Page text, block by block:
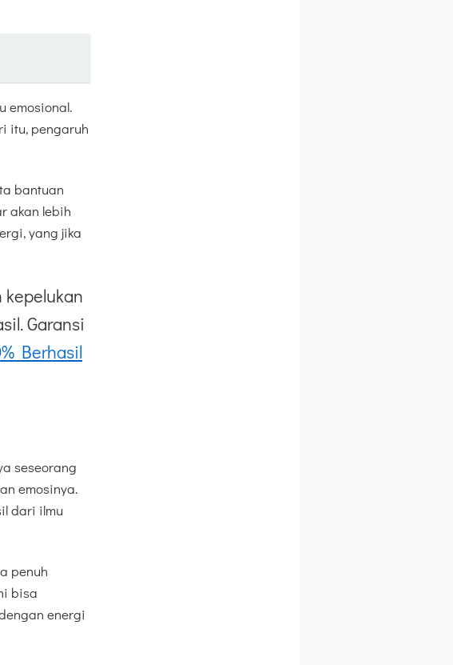
emosional.
itu, pengaruh
bantuan
akan lebih
yang jika
Garansi
Berhasil
seseorang
emosinya.
dari ilmu
penuh
bisa
energi